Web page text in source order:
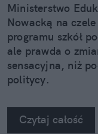
Ministerstwo
Nowacką na
programu szkół
ale prawda o
sensacyjna, niż
politycy.
Czytaj całość